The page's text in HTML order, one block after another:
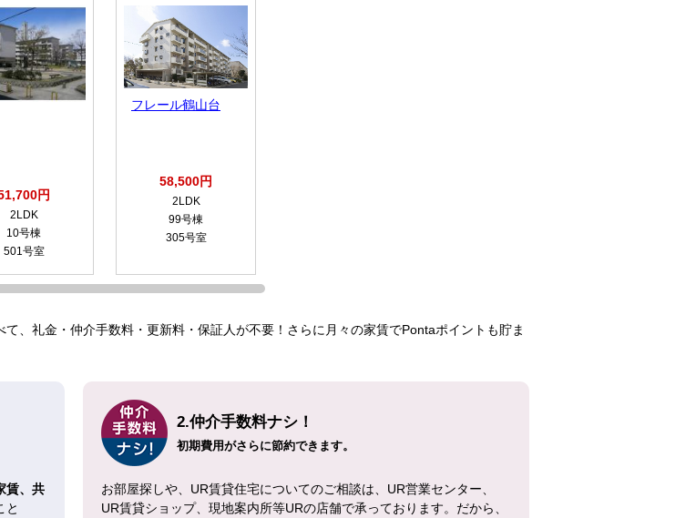
円
2LDK
10号棟
501号室
フレール鶴山台
58,500円
2LDK
99号棟
305号室
、礼金・仲介手数料・更新料・保証人が不要！さらに月々の家賃でPontaポイントも貯ま
賃、共
と
2.仲介手数料ナシ！
初期費用がさらに節約できます。
お部屋探しや、UR賃貸住宅についてのご相談は、UR営業センター、
UR賃貸ショップ、現地案内所等URの店舗で承っております。だから、